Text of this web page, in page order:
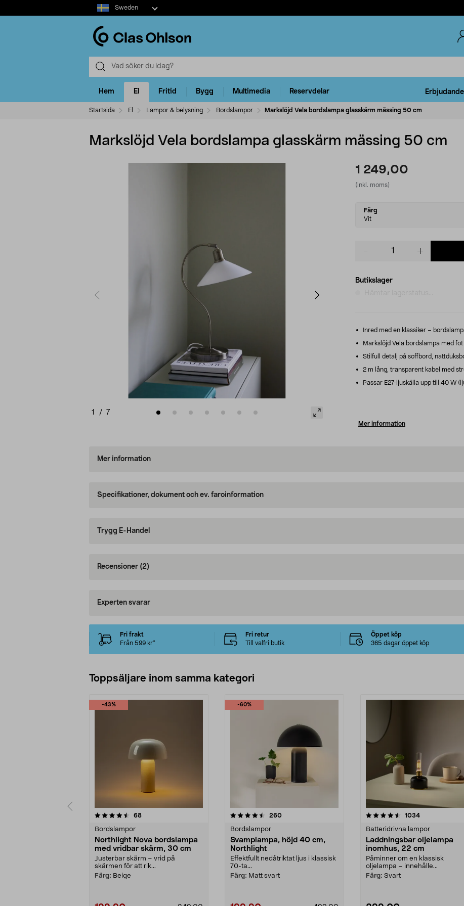
Select
market
Sweden
Hem El Fritid Bygg Multimedia Reservdelar
Startsida El Lampor & belysning Bordslampor Markslöjd Vela bordslampa glasskärm mässing 50 cm
Markslöjd Vela bordslampa glasskärm mässing 50 cm
1 / 7
1 249,00
(inkl. moms)
Select
variant
Färg
Vit
Butikslager
Inred med en klassiker –
Markslöjd Vela bordslampa med
Stilfull detalj på soffbord,
2 m lång, transparent kabel med
Passar E27-ljuskälla upp till 40 W
Mer information
Mer information
Specifikationer, dokument och ev. faroinformation
Trygg E-Handel
Recensioner (2)
Experten svarar
Fri frakt
Från 599 kr*
Fri retur
Till valfri butik
Öppet köp
365 dagar öppet köp
Toppsäljare inom samma kategori
-43%
68recensioner
Bordslampor
Northlight Nova bordslampa
med vridbar skärm, 30 cm
Justerbar skärm – vrid på
skärmen för att rik...
Färg: Beige
-60%
4.5 av 5 stjärnor 260recensioner
Bordslampor
Svamplampa, höjd 40 cm,
Northlight
Effektfullt nedåtriktat ljus i klassisk
70-ta...
Färg: Matt svart
4.5 av 5 stjärnor 1034recensioner
Batteridrivna lampor
Laddningsbar oljelampa
inomhus, 22 cm
Påminner om en klassisk
oljelampa – innehålle...
Färg: Svart
4.0 av 5 stjärnor